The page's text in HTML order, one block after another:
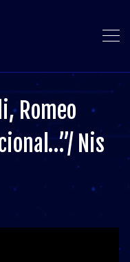
Romeo
Nis